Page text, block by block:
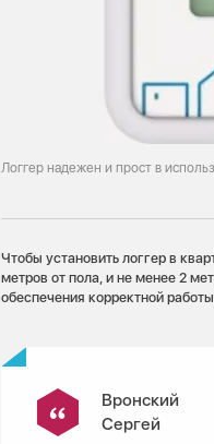
Логгер надежен и прост в
Чтобы установить логгер в
метров от пола, и не менее 2
обеспечения корректной
Вронский
Сергей